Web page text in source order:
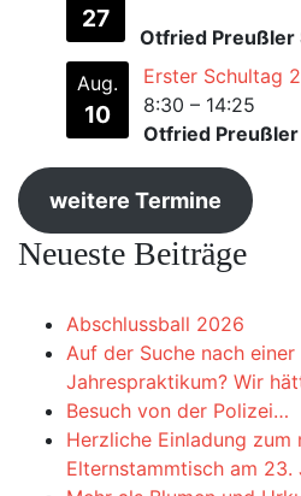
27
Otfried Preußler
Aug.
10
Erster Schultag
8:30 – 14:25
Otfried Preußler
weitere Termine
Neueste Beiträge
Abschlussball 2026
Auf der Suche nach
Jahrespraktikum? Wir
Besuch von der Polizei…
Herzliche Einladung zum
Elternstammtisch am 23.